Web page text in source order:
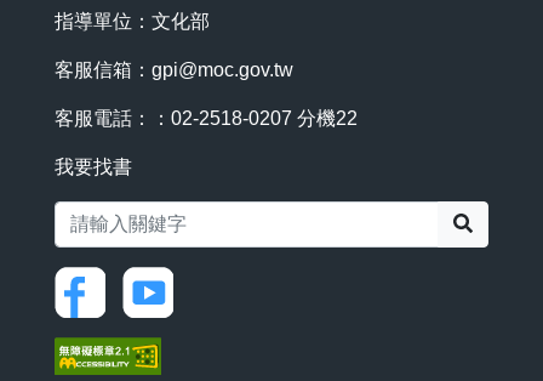
指導單位：文化部
客服信箱： gpi@moc.gov.tw
客服電話：：02-2518-0207 分機22
我要找書